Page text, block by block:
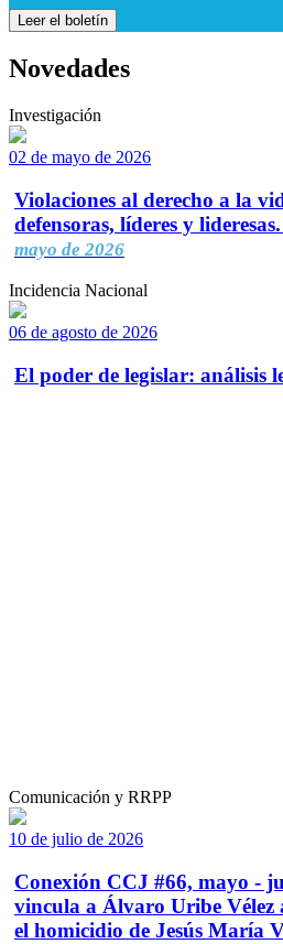
Leer el boletín
Novedades
Investigación
02 de mayo de 2026
Violaciones al derecho a la
defensoras, líderes y lideresas.
mayo de 2026
Incidencia Nacional
06 de agosto de 2026
El poder de legislar: análisis
Comunicación y RRPP
10 de julio de 2026
Conexión CCJ #66, mayo -
vincula a Álvaro Uribe Vélez
el homicidio de Jesús María